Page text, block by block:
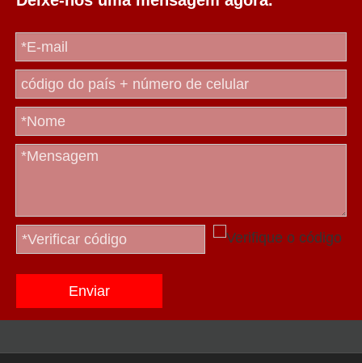
Enviar